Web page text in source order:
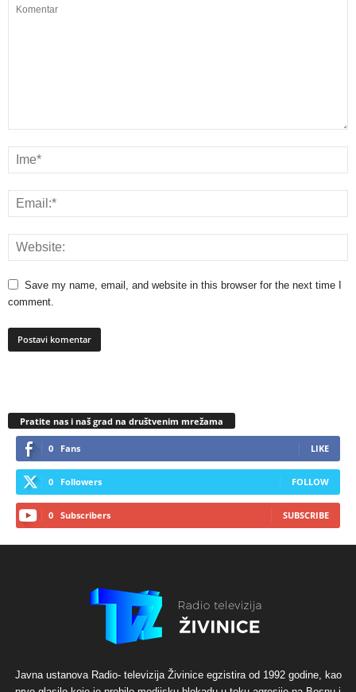
Save my name, email, and website in this browser for the next time I
comment.
Pratite nas i naš grad na društvenim mrežama
0 Fans LIKE
0 Followers FOLLOW
0 Subscribers SUBSCRIBE
Javna ustanova Radio- televizija Živinice egzistira od 1992 godine, kao